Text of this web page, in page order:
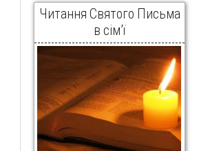
Читання Святого Письма
в сім’ї